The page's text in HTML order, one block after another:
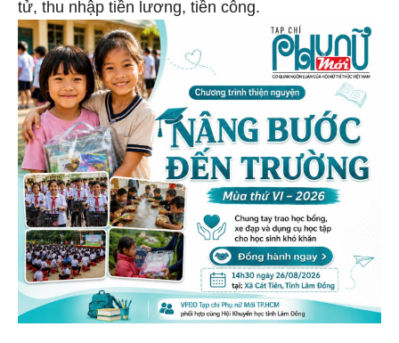
tử, thu nhập tiền lương, tiền công.